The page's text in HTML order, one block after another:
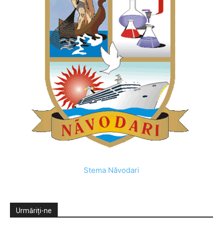
Stema Năvodari
Urmăriți-ne